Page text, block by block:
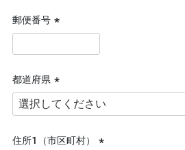
郵便番号
(必
須)
都道府県
(必
須)
住所１（市区町村）